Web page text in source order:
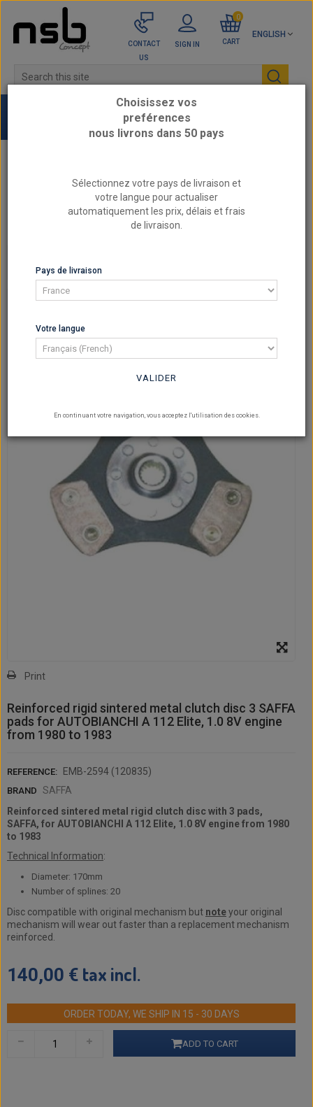
ENGLISH
CONTACT
US
SIGN IN CART
0
AUTOBIANCHI - Reinforced Clutch
Reinforced rigid sintered metal clutch disc 3
SAFFA pads for AUTOBIANCHI A 112 Elite, 1.0 8V
engine from 1980 to 1983
Print
Reinforced rigid sintered metal clutch disc 3 SAFFA
pads for AUTOBIANCHI A 112 Elite, 1.0 8V engine
from 1980 to 1983
REFERENCE: EMB-2594 (120835)
BRAND SAFFA
Reinforced sintered metal rigid clutch disc with 3 pads,
SAFFA, for AUTOBIANCHI A 112 Elite, 1.0 8V engine from 1980
to 1983
Technical Information:
Diameter: 170mm
Number of splines: 20
Disc compatible with original mechanism but noteyour original
mechanism will wear out faster than a replacement mechanism
reinforced.
140,00 € tax incl.
ORDER TODAY, WE SHIP IN 15 - 30 DAYS
ADD TO CART
Choisissez vos
preférences
nous livrons dans 50 pays
Sélectionnez votre pays de livraison et
votre langue pour actualiser
automatiquement les prix, délais et frais
de livraison.
Pays de livraison
Votre langue
VALIDER
En continuant votre navigation, vous acceptez l'utilisation des cookies.